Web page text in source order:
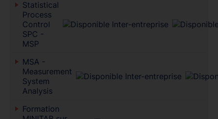
Statistical
Process
Control
SPC -
MSP
MSA -
Measurement
System
Analysis
Formation